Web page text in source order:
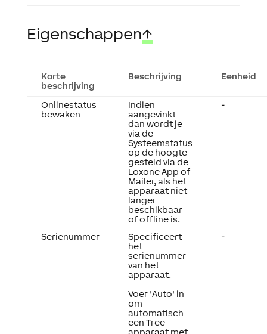
Eigenschappen↑
Korte
beschrijving
Beschrijving Eenheid
Onlinestatus
bewaken
Indien
aangevinkt
dan wordt je
via de
Systeemstatus
op de hoogte
gesteld via de
Loxone App of
Mailer, als het
apparaat niet
langer
beschikbaar
of offline is.
-
Serienummer
Specificeert
het
serienummer
van het
apparaat.
Voer 'Auto' in
om
automatisch
een Tree
-